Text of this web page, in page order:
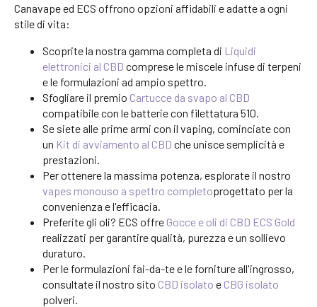
Canavape ed ECS offrono opzioni affidabili e adatte a ogni
stile di vita:
Scoprite la nostra gamma completa di Liquidi
elettronici al CBD comprese le miscele infuse di terpeni
e le formulazioni ad ampio spettro.
Sfogliare il premio Cartucce da svapo al CBD
compatibile con le batterie con filettatura 510.
Se siete alle prime armi con il vaping, cominciate con
un Kit di avviamento al CBD che unisce semplicità e
prestazioni.
Per ottenere la massima potenza, esplorate il nostro
vapes monouso a spettro completoprogettato per la
convenienza e l'efficacia.
Preferite gli oli? ECS offre Gocce e oli di CBD ECS Gold
realizzati per garantire qualità, purezza e un sollievo
duraturo.
Per le formulazioni fai-da-te e le forniture all'ingrosso,
consultate il nostro sito CBD isolato e CBG isolato
polveri.